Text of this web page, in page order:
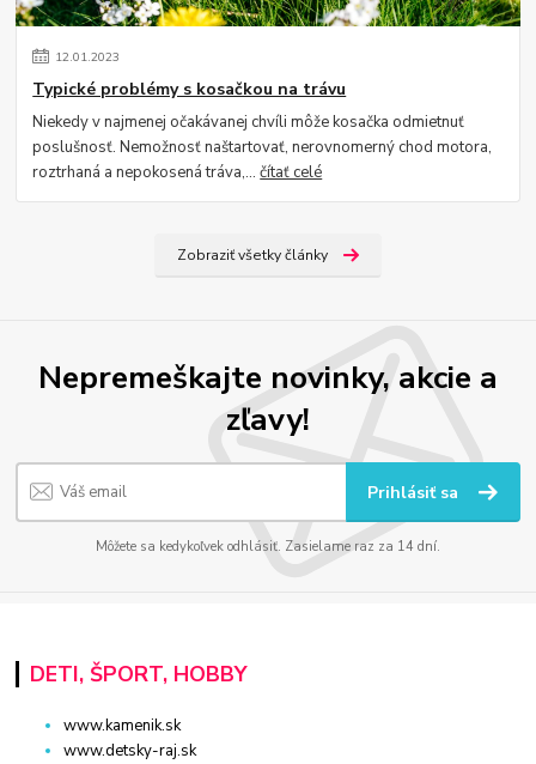
12.01.2023
Typické problémy s kosačkou na trávu
Niekedy v najmenej očakávanej chvíli môže kosačka odmietnuť
poslušnosť. Nemožnosť naštartovať, nerovnomerný chod motora,
roztrhaná a nepokosená tráva,...čítať celé
Zobraziť všetky články
Nepremeškajte novinky, akcie a
zľavy!
Prihlásiť sa
Môžete sa kedykoľvek odhlásiť. Zasielame raz za 14 dní.
DETI, ŠPORT, HOBBY
www.kamenik.sk
www.detsky-raj.sk